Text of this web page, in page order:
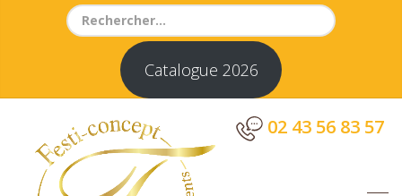
Search
Catalogue 2026
02 43 56 83 57